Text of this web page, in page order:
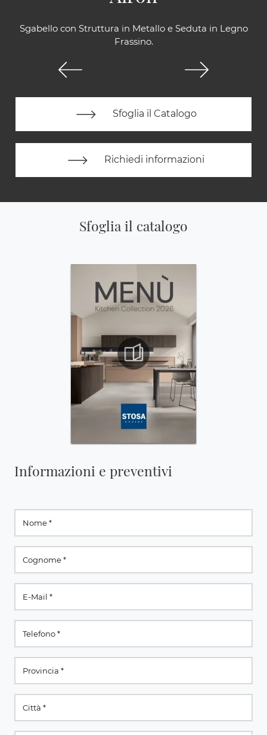
Sgabello con Struttura in Metallo e Seduta in Legno
Frassino.
Sfoglia il Catalogo
Richiedi informazioni
Sfoglia il catalogo
Informazioni e preventivi